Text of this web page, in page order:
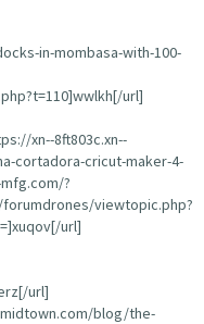
in-mombasa-with-100-
url]
xn--8ft803c.xn--
cortadora-cricut-maker-4-
?
forumdrones/viewtopic.php?
url]
url]
blog/the-